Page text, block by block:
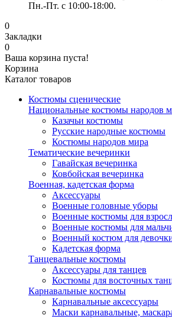
Пн.-Пт. с 10:00-18:00.
0
Закладки
0
Ваша корзина пуста!
Корзина
Каталог товаров
Костюмы сценические
Национальные костюмы народов
Казачьи костюмы
Русские народные костюмы
Костюмы народов мира
Тематические вечеринки
Гавайская вечеринка
Ковбойская вечеринка
Военная, кадетская форма
Аксессуары
Военные головные уборы
Военные костюмы для
Военные костюмы для
Военный костюм для
Кадетская форма
Танцевальные костюмы
Аксессуары для танцев
Костюмы для восточных
Карнавальные костюмы
Карнавальные аксессуары
Маски карнавальные,